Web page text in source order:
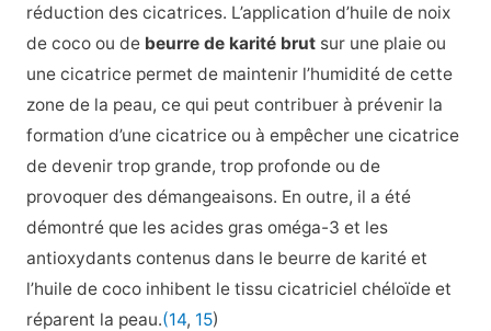
réduction des cicatrices. L’application d’huile de noix
de coco ou de beurre de karité brutsur une plaie ou
une cicatrice permet de maintenir l’humidité de cette
zone de la peau, ce qui peut contribuer à prévenir la
formation d’une cicatrice ou à empêcher une cicatrice
de devenir trop grande, trop profonde ou de
provoquer des démangeaisons. En outre, il a été
démontré que les acides gras oméga-3 et les
antioxydants contenus dans le beurre de karité et
l’huile de coco inhibent le tissu cicatriciel chéloïde et
réparent la peau.(14, 15)